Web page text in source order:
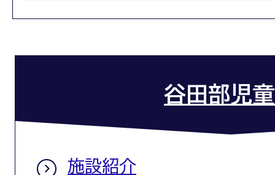
谷田部児
施設紹介